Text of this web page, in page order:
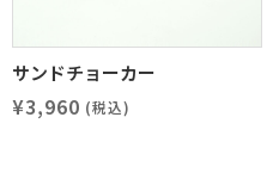
サンドチョーカー
¥3,960 (税込)